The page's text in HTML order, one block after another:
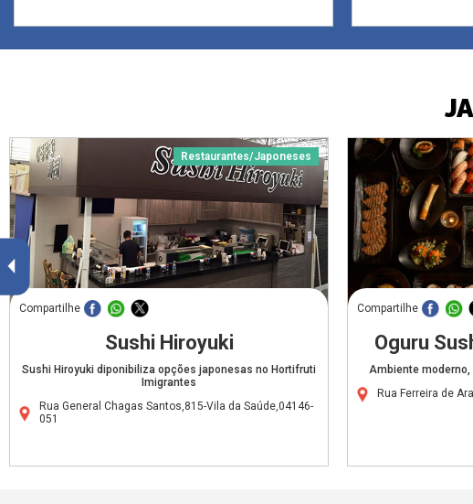
Restaurantes/Japoneses
Compartilhe
Sushi Hiroyuki
Sushi Hiroyuki diponibiliza opções japonesas no Hortifruti
Imigrantes
Rua General Chagas Santos,815-Vila da Saúde,04146-
051
Compartilhe
Oguru
Ambiente
Rua Ferreira de